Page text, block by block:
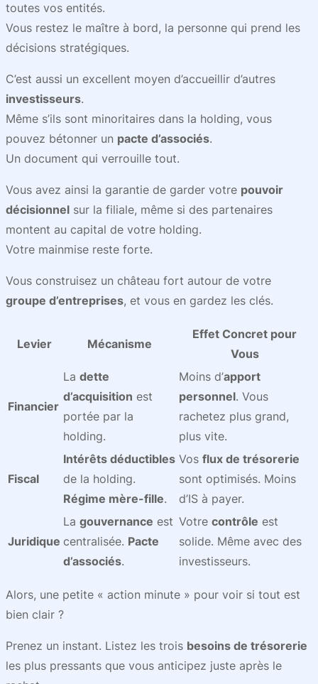
toutes vos entités.
Vous restez le maître à bord, la personne qui prend les
décisions stratégiques.
C’est aussi un excellent moyen d’accueillir d’autres
investisseurs.
Même s’ils sont minoritaires dans la holding, vous
pouvez bétonner un pacte d’associés.
Un document qui verrouille tout.
Vous avez ainsi la garantie de garder votre pouvoir
décisionnel sur la filiale, même si des partenaires
montent au capital de votre holding.
Votre mainmise reste forte.
Vous construisez un château fort autour de votre
groupe d’entreprises, et vous en gardez les clés.
Levier Mécanisme
Effet Concret pour
Vous
Financier
La dette
d’acquisition est
portée par la
holding.
Moins d’apport
personnel. Vous
rachetez plus grand,
plus vite.
Fiscal
Intérêts déductibles
de la holding.
Régime mère-fille.
Vos flux de trésorerie
sont optimisés. Moins
d’IS à payer.
Juridique
La gouvernance est
centralisée. Pacte
d’associés.
Votre contrôle est
solide. Même avec des
investisseurs.
Alors, une petite « action minute » pour voir si tout est
bien clair ?
Prenez un instant. Listez les trois besoins de trésorerie
les plus pressants que vous anticipez juste après le